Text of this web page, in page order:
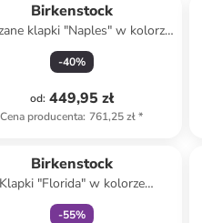
Birkenstock
klapki "Naples" w kolorze
brązowym
-40%
od: 449,95 zł
Cena producenta: 761,25 zł*
Birkenstock
Klapki "Florida" w kolorze
granatowym
-55%